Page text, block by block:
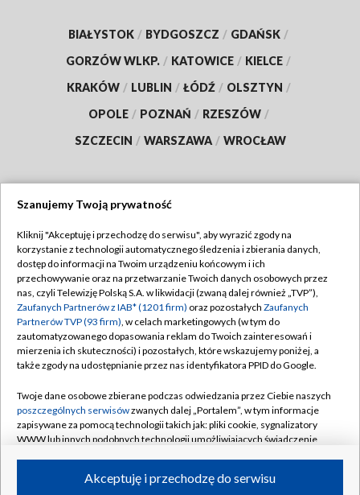
BIAŁYSTOK / BYDGOSZCZ / GDAŃSK /
GORZÓW WLKP. / KATOWICE / KIELCE /
KRAKÓW / LUBLIN / ŁÓDŹ / OLSZTYN /
OPOLE / POZNAŃ / RZESZÓW /
SZCZECIN / WARSZAWA / WROCŁAW
TVP
Abonament TVP
Emisja w TVP
Centrum informacji TVP
Naziemna Telewizja Cyfrowa
Rada Programowa
System NOS
Informacje o nadawcy
Program dla prasy
Regulamin TVP
Polityka prywatności
Moje zgody
Pomoc
Kontakt
Kanały
Szanujemy Twoją prywatność
Kliknij "Akceptuję i przechodzę do serwisu", aby wyrazić zgody na
korzystanie z technologii automatycznego śledzenia i zbierania danych,
dostęp do informacji na Twoim urządzeniu końcowym i ich
przechowywanie oraz na przetwarzanie Twoich danych osobowych przez
nas, czyli Telewizję Polską S.A. w likwidacji (zwaną dalej również „TVP”),
Zaufanych Partnerów z IAB* (1201 firm) oraz pozostałych Zaufanych
Partnerów TVP (93 firm), w celach marketingowych (w tym do
zautomatyzowanego dopasowania reklam do Twoich zainteresowań i
mierzenia ich skuteczności) i pozostałych, które wskazujemy poniżej, a
także zgody na udostępnianie przez nas identyfikatora PPID do Google.
Twoje dane osobowe zbierane podczas odwiedzania przez Ciebie naszych
poszczególnych serwisówzwanych dalej „Portalem”, w tym informacje
zapisywane za pomocą technologii takich jak: pliki cookie, sygnalizatory
WWW lub innych podobnych technologii umożliwiających świadczenie
ruchu w Internecie.Akceptuję i przechodzę do serwisu